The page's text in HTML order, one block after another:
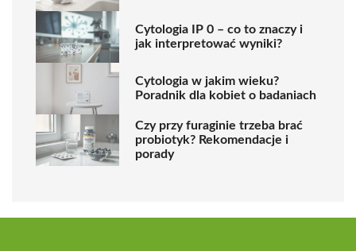
Cytologia IP 0 – co to znaczy i
jak interpretować wyniki?
Cytologia w jakim wieku?
Poradnik dla kobiet o badaniach
Czy przy furaginie trzeba brać
probiotyk? Rekomendacje i
porady